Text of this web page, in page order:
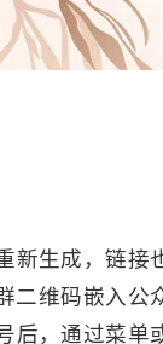
新生成，链接
维码嵌入公
后，通过菜单